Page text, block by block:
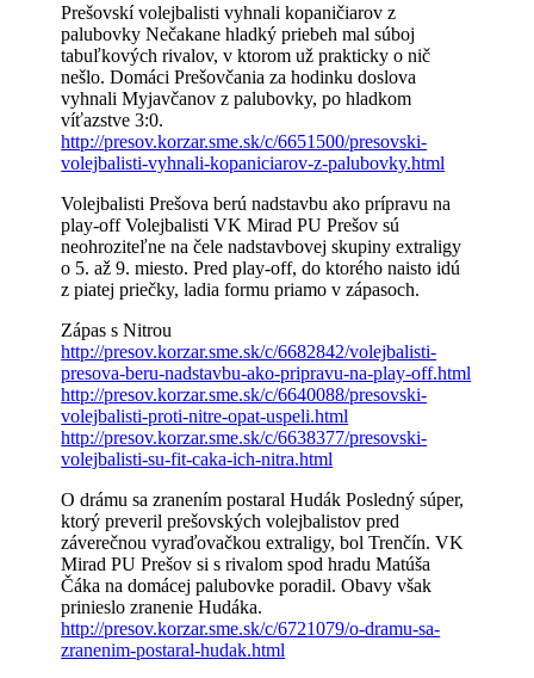
Prešovskí volejbalisti vyhnali kopaničiarov z
palubovky Nečakane hladký priebeh mal súboj
tabuľkových rivalov, v ktorom už prakticky o nič
nešlo. Domáci Prešovčania za hodinku doslova
vyhnali Myjavčanov z palubovky, po hladkom
víťazstve 3:0.
http://presov.korzar.sme.sk/c/6651500/presovski-
volejbalisti-vyhnali-kopaniciarov-z-palubovky.html
Volejbalisti Prešova berú nadstavbu ako prípravu na
play-off Volejbalisti VK Mirad PU Prešov sú
neohroziteľne na čele nadstavbovej skupiny extraligy
o 5. až 9. miesto. Pred play-off, do ktorého naisto idú
z piatej priečky, ladia formu priamo v zápasoch.
Zápas s Nitrou
http://presov.korzar.sme.sk/c/6682842/volejbalisti-
presova-beru-nadstavbu-ako-pripravu-na-play-off.html
http://presov.korzar.sme.sk/c/6640088/presovski-
volejbalisti-proti-nitre-opat-uspeli.html
http://presov.korzar.sme.sk/c/6638377/presovski-
volejbalisti-su-fit-caka-ich-nitra.html
O drámu sa zranením postaral Hudák Posledný súper,
ktorý preveril prešovských volejbalistov pred
záverečnou vyraďovačkou extraligy, bol Trenčín. VK
Mirad PU Prešov si s rivalom spod hradu Matúša
Čáka na domácej palubovke poradil. Obavy však
prinieslo zranenie Hudáka.
http://presov.korzar.sme.sk/c/6721079/o-dramu-sa-
zranenim-postaral-hudak.html